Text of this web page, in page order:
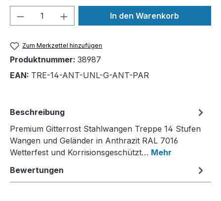
Produkt Anzahl: Gib denIn den Warenkorb
Zum Merkzettel hinzufügen
Produktnummer: 38987
EAN: TRE-14-ANT-UNL-G-ANT-PAR
Beschreibung
Premium Gitterrost Stahlwangen Treppe 14 Stufen
Wangen und Geländer in Anthrazit RAL 7016
Wetterfest und Korrisionsgeschützt… Mehr
Bewertungen